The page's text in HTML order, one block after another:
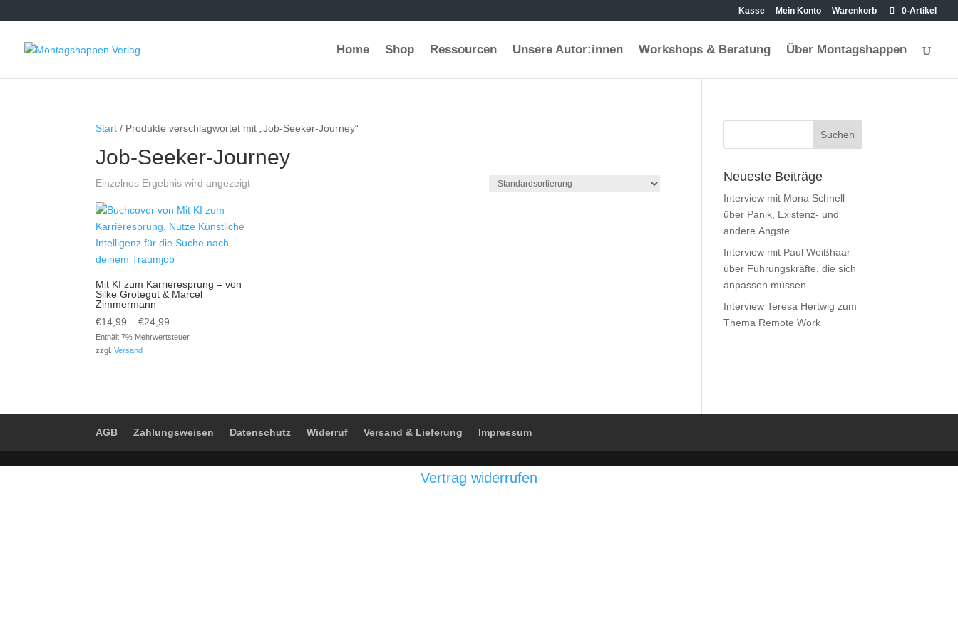
Kasse Mein Konto Warenkorb 0-Artikel
Home Shop Ressourcen Unsere Autor:innen Workshops & Beratung Über Montagshappen
Start / Produkte verschlagwortet mit „Job-Seeker-Journey“
Job-Seeker-Journey
Einzelnes Ergebnis wird angezeigt
Mit KI zum Karrieresprung – von
Silke Grotegut & Marcel
Zimmermann
€14,99 –€24,99
€14,99
Enthält 7% Mehrwertsteuer
zzgl.Versand
Neueste Beiträge
Interview mit Mona Schnell
über Panik, Existenz- und
andere Ängste
Interview mit Paul Weißhaar
über Führungskräfte, die sich
anpassen müssen
Interview Teresa Hertwig zum
Thema Remote Work
AGB Zahlungsweisen Datenschutz Widerruf Versand & Lieferung Impressum
Vertrag widerrufen